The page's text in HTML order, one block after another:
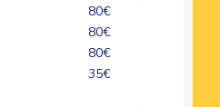
80€
80€
80€
35€